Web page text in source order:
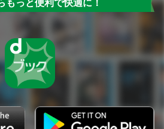
もっと便利で快適に！